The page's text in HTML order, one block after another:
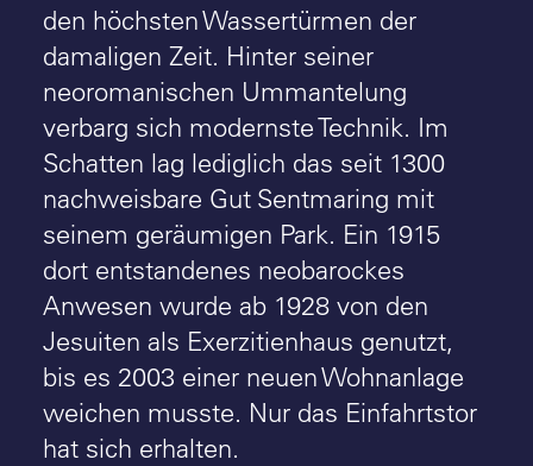
den höchsten Wassertürmen der
damaligen Zeit. Hinter seiner
neoromanischen Ummantelung
verbarg sich modernste Technik. Im
Schatten lag lediglich das seit 1300
nachweisbare Gut Sentmaring mit
seinem geräumigen Park. Ein 1915
dort entstandenes neobarockes
Anwesen wurde ab 1928 von den
Jesuiten als Exerzitienhaus genutzt,
bis es 2003 einer neuen Wohnanlage
weichen musste. Nur das Einfahrtstor
hat sich erhalten.